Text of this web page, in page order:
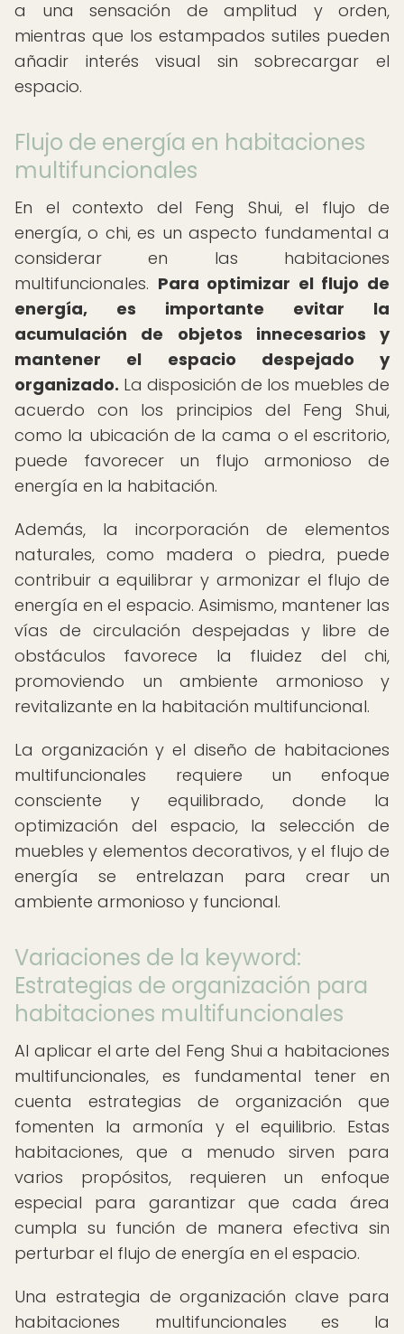
a una sensación de amplitud y orden,
mientras que los estampados sutiles pueden
añadir interés visual sin sobrecargar el
espacio.
Flujo de energía en habitaciones
multifuncionales
En el contexto del Feng Shui, el flujo de
energía, o chi, es un aspecto fundamental a
considerar en las habitaciones
multifuncionales. Para optimizar el flujo de
energía, es importante evitar la
acumulación de objetos innecesarios y
mantener el espacio despejado y
organizado. La disposición de los muebles de
acuerdo con los principios del Feng Shui,
como la ubicación de la cama o el escritorio,
puede favorecer un flujo armonioso de
energía en la habitación.
Además, la incorporación de elementos
naturales, como madera o piedra, puede
contribuir a equilibrar y armonizar el flujo de
energía en el espacio. Asimismo, mantener las
vías de circulación despejadas y libre de
obstáculos favorece la fluidez del chi,
promoviendo un ambiente armonioso y
revitalizante en la habitación multifuncional.
La organización y el diseño de habitaciones
multifuncionales requiere un enfoque
consciente y equilibrado, donde la
optimización del espacio, la selección de
muebles y elementos decorativos, y el flujo de
energía se entrelazan para crear un
ambiente armonioso y funcional.
Variaciones de la keyword:
Estrategias de organización para
habitaciones multifuncionales
Al aplicar el arte del Feng Shui a habitaciones
multifuncionales, es fundamental tener en
cuenta estrategias de organización que
fomenten la armonía y el equilibrio. Estas
habitaciones, que a menudo sirven para
varios propósitos, requieren un enfoque
especial para garantizar que cada área
cumpla su función de manera efectiva sin
perturbar el flujo de energía en el espacio.
Una estrategia de organización clave para
habitaciones multifuncionales es la